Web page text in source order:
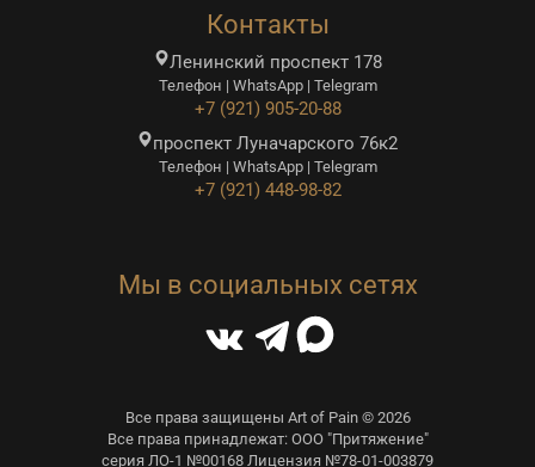
Контакты
Ленинский проспект 178
Телефон | WhatsApp | Telegram
+7 (921) 905-20-88
проспект Луначарского 76к2
Телефон | WhatsApp | Telegram
+7 (921) 448-98-82
Мы в социальных сетях
Все права защищены Art of Pain © 2026
Все права принадлежат: ООО "Притяжение"
серия ЛО-1 №00168 Лицензия №78-01-003879